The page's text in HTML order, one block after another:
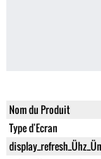
Nom du Produit
Type d'Ecran